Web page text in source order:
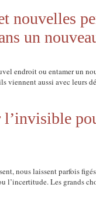
nouvelles
un
endroit ou entamer un
viennent aussi avec leurs
nous laissent parfois
l’incertitude. Les grands